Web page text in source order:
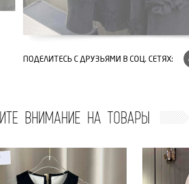
ПОДЕЛИТЕСЬ С ДРУЗЬЯМИ В СОЦ. СЕТЯХ:
ВНИМАНИЕ НА ТОВАРЫ